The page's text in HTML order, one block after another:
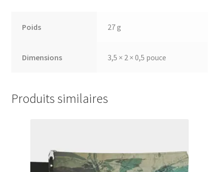
Poids 27 g
Dimensions 3,5 × 2 × 0,5 pouce
Produits similaires